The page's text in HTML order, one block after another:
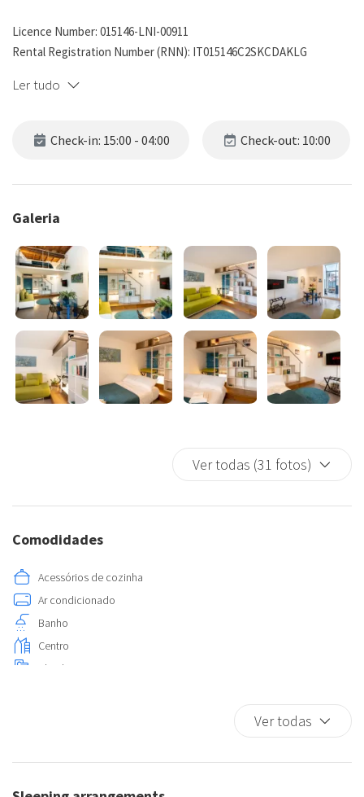
Licence Number: 015146-LNI-00911
Rental Registration Number (RNN): IT015146C2SKCDAKLG
Ler tudo
Check-in: 15:00 - 04:00 Check-out: 10:00
Galeria
Ver todas (31 fotos)
Comodidades
Acessórios de cozinha
Ar condicionado
Banho
Centro
Check-in sem contato
Elevador
Ver todas